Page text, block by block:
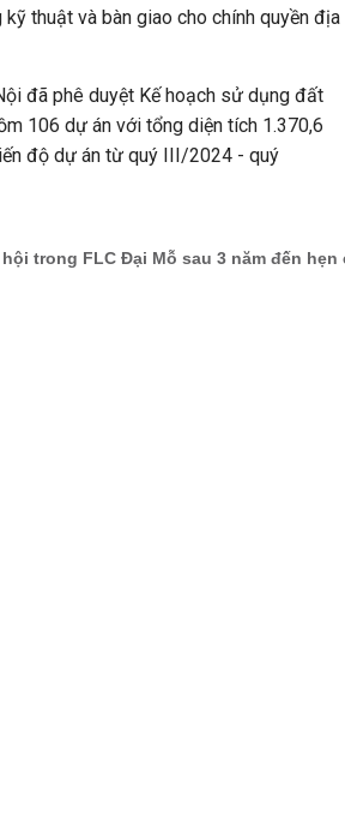
thuật và bàn giao cho chính quyền địa
đã phê duyệt Kế hoạch sử dụng đất
106 dự án với tổng diện tích 1.370,6
độ dự án từ quý III/2024 - quý